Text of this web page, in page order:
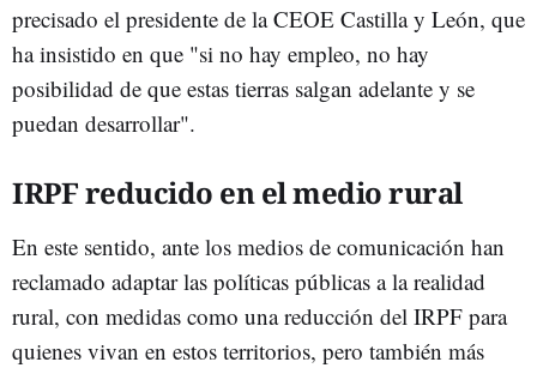
precisado el presidente de la CEOE Castilla y León, que
ha insistido en que "si no hay empleo, no hay
posibilidad de que estas tierras salgan adelante y se
puedan desarrollar".
IRPF reducido en el medio rural
En este sentido, ante los medios de comunicación han
reclamado adaptar las políticas públicas a la realidad
rural, con medidas como una reducción del IRPF para
quienes vivan en estos territorios, pero también más